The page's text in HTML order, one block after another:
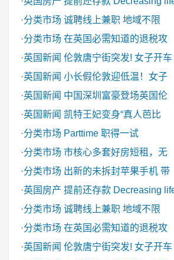
·分类市场 诚聘线上兼职 地域不限
·分类市场 在英国必需知道的退税攻
·英国新闻 伦敦唐宁街突发! 女子开车
·英国新闻 小长假伦敦迎低温！女子
·英国新闻 中国深圳富豪登场英国伦
·英国新闻 凯特王妃变身“真人芭比
·分类市场 Parttime 职得一试
·分类市场 市核心多套好房短租，无
·分类市场 出新的未拆封苹果手机 带
·英国房产 提前还存款 Decreasing
·分类市场 诚聘线上兼职 地域不限
·分类市场 在英国必需知道的退税攻
·英国新闻 伦敦唐宁街突发! 女子开车